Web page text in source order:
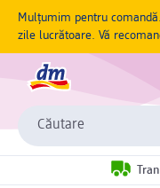
Mulțumim pentru
zile lucrătoare. Vă
Căutare